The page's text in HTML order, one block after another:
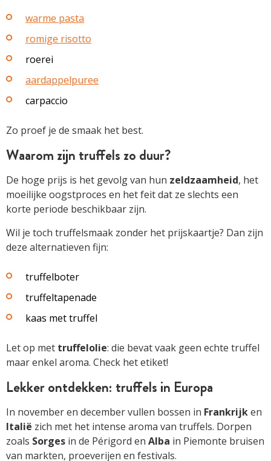
warme pasta
romige risotto
roerei
aardappelpuree
carpaccio
Zo proef je de smaak het best.
Waarom zijn truffels zo duur?
De hoge prijs is het gevolg van hun zeldzaamheid, het
moeilijke oogstproces en het feit dat ze slechts een
korte periode beschikbaar zijn.
Wil je toch truffelsmaak zonder het prijskaartje? Dan zijn
deze alternatieven fijn:
truffelboter
truffeltapenade
kaas met truffel
Let op met truffelolie: die bevat vaak geen echte truffel
maar enkel aroma. Check het etiket!
Lekker ontdekken: truffels in Europa
In november en december vullen bossen in Frankrijken
Italië zich met het intense aroma van truffels. Dorpen
zoals Sorges in de Périgord en Alba in Piemonte bruisen
van markten, proeverijen en festivals.